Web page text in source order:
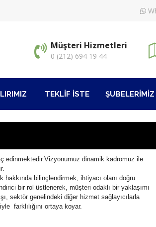
Müşteri Hizmetleri
0 (212) 694 19 44
TEKLİF İSTE ŞUBELERİMİZ
edinmektedir.Vizyonumuz dinamik kadromuz ile
bilinçlendirmek, ihtiyacı olanı doğru
bir rol üstlenerek, müşteri odaklı bir yaklaşımı
sektör genelindeki diğer hizmet sağlayıcılarla
farklılığını ortaya koyar.